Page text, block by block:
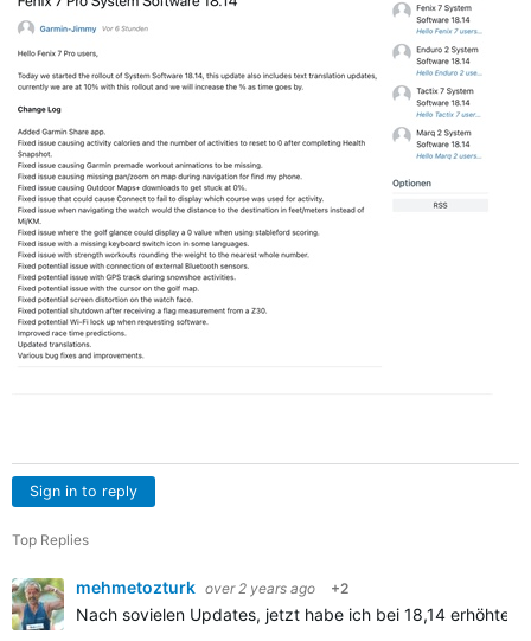
Sign in to reply
Top Replies
mehmetozturk over 2 years ago +2
Nach sovielen Updates, jetzt habe ich bei 18,14 erhöhten